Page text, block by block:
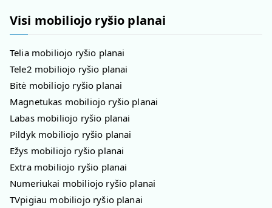
Visi mobiliojo ryšio planai
Telia mobiliojo ryšio planai
Tele2 mobiliojo ryšio planai
Bitė mobiliojo ryšio planai
Magnetukas mobiliojo ryšio planai
Labas mobiliojo ryšio planai
Pildyk mobiliojo ryšio planai
Ežys mobiliojo ryšio planai
Extra mobiliojo ryšio planai
Numeriukai mobiliojo ryšio planai
TVpigiau mobiliojo ryšio planai